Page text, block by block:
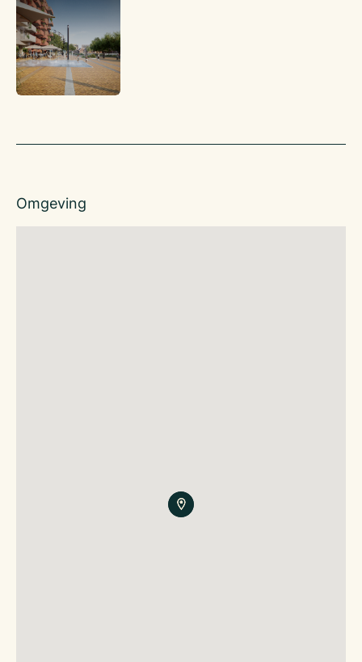
3 maanden incl. BTW
Nadere informatie: Bedrijfsadviseur Rody Teulings, 06-247
386 20 of Bedrijfsadviseur Margot van den Heuvel, 06-
42222872.
Omgeving